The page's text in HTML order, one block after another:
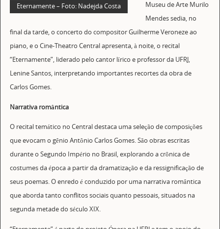
Eternamente – Foto: Nadejda Costa
Museu de Arte Murilo
Mendes sedia, no
final da tarde, o concerto do compositor Guilherme Veroneze ao
piano, e o Cine-Theatro Central apresenta, à noite, o recital
“Eternamente”, liderado pelo cantor lírico e professor da UFRJ,
Lenine Santos, interpretando importantes recortes da obra de
Carlos Gomes.
Narrativa romântica
O recital temático no Central destaca uma seleção de composições
que evocam o gênio Antônio Carlos Gomes. São obras escritas
durante o Segundo Império no Brasil, explorando a crônica de
costumes da época a partir da dramatização e da ressignificação de
seus poemas. O enredo é conduzido por uma narrativa romântica
que aborda tanto conflitos sociais quanto pessoais, situados na
segunda metade do século XIX.